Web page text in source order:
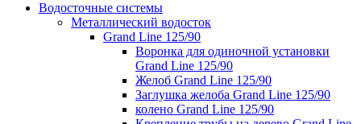
Водосточные системы
Металлический водосток
Grand Line 125/90
Воронка для одиночной установки
Grand Line 125/90
Желоб Grand Line 125/90
Заглушка желоба Grand Line 125/90
колено Grand Line 125/90